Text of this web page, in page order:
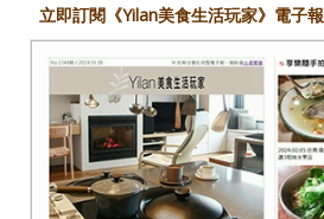
立即訂閱《Yilan美食生活玩家》電子報